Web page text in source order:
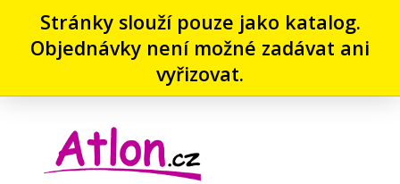
Stránky slouží pouze jako katalog.
Objednávky není možné zadávat ani
vyřizovat.